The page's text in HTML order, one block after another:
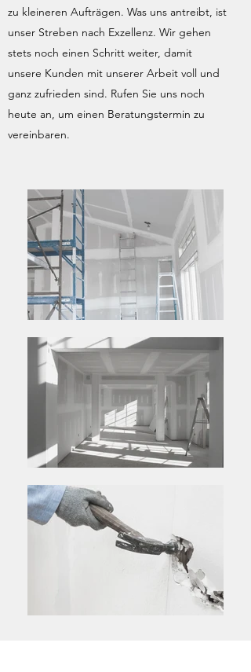
zu kleineren Aufträgen. Was uns antreibt, ist
unser Streben nach Exzellenz. Wir gehen
stets noch einen Schritt weiter, damit
unsere Kunden mit unserer Arbeit voll und
ganz zufrieden sind. Rufen Sie uns noch
heute an, um einen Beratungstermin zu
vereinbaren.